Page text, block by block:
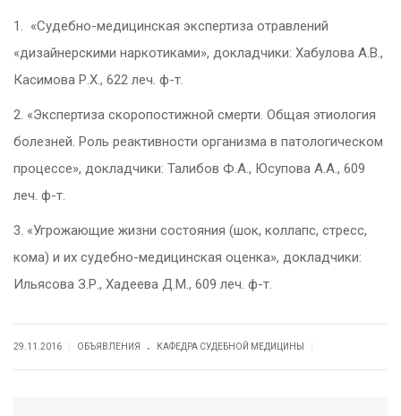
1. «Судебно-медицинская экспертиза отравлений
«дизайнерскими наркотиками», докладчики: Хабулова А.В.,
Касимова Р.Х., 622 леч. ф-т.
2. «Экспертиза скоропостижной смерти. Общая этиология
болезней. Роль реактивности организма в патологическом
процессе», докладчики: Талибов Ф.А., Юсупова А.А., 609
леч. ф-т.
3. «Угрожающие жизни состояния (шок, коллапс, стресс,
кома) и их судебно-медицинская оценка», докладчики:
Ильясова З.Р., Хадеева Д.М., 609 леч. ф-т.
29.11.2016 ОБЪЯВЛЕНИЯ . КАФЕДРА СУДЕБНОЙ МЕДИЦИНЫ